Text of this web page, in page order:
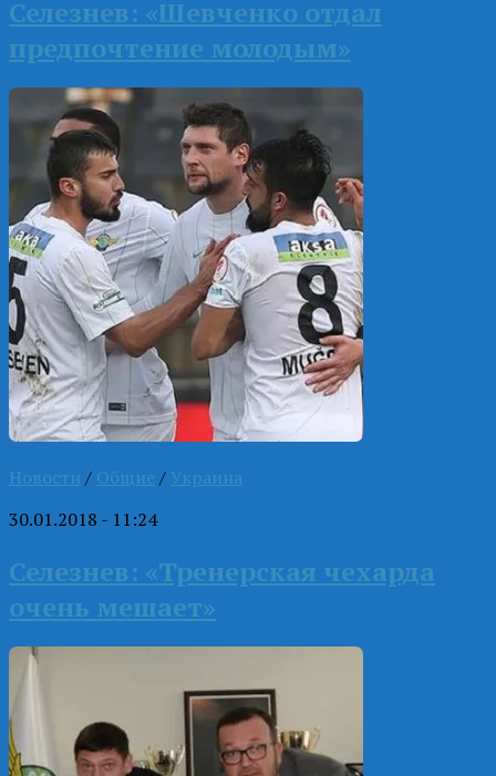
Селезнев: «Шевченко отдал
предпочтение молодым»
Новости / Общие / Украина
30.01.2018 - 11:24
Селезнев: «Тренерская чехарда
очень мешает»